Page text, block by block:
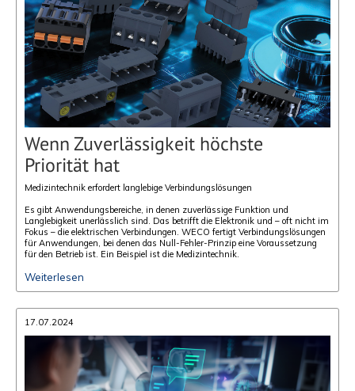
Wenn Zuverlässigkeit höchste
Priorität hat
Medizintechnik erfordert langlebige Verbindungslösungen
Es gibt Anwendungsbereiche, in denen zuverlässige Funktion und
Langlebigkeit unerlässlich sind. Das betrifft die Elektronik und – oft nicht im
Fokus – die elektrischen Verbindungen. WECO fertigt Verbindungslösungen
für Anwendungen, bei denen das Null-Fehler-Prinzip eine Voraussetzung
für den Betrieb ist. Ein Beispiel ist die Medizintechnik.
Weiterlesen
17.07.2024